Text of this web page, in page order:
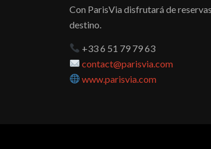
Con ParisVia disfrutará de
destino.
+33 6 51 79 79 63
contact@parisvia.com
www.parisvia.com